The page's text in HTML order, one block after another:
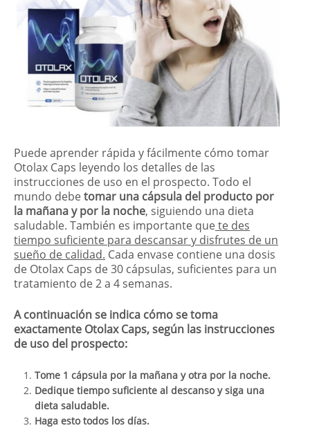
Puede aprender rápida y fácilmente cómo tomar
Otolax Caps leyendo los detalles de las
instrucciones de uso en el prospecto. Todo el
mundo debetomar una cápsula del producto por
la mañana y por la noche, siguiendo una dieta
saludable. También es importante quete des
tiempo suficiente para descansar y disfrutes de un
sueño de calidad. Cada envase contiene una dosis
de Otolax Caps de 30 cápsulas, suficientes para un
tratamiento de 2 a 4 semanas.
A continuación se indica cómo se toma
exactamente Otolax Caps, según las instrucciones
de uso del prospecto:
Tome 1 cápsula por la mañana y otra por la noche.
Dedique tiempo suficiente al descanso y siga una
dieta saludable.
Haga esto todos los días.